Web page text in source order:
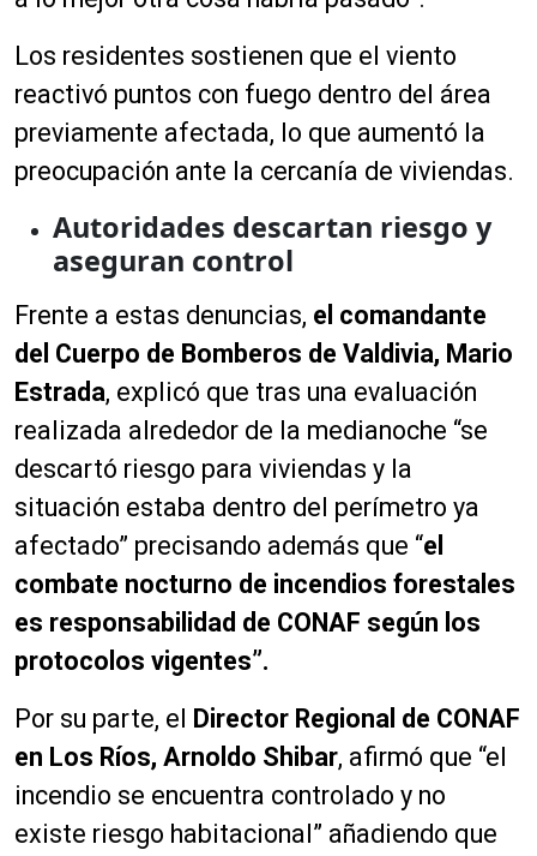
Los residentes sostienen que el viento
reactivó puntos con fuego dentro del área
previamente afectada, lo que aumentó la
preocupación ante la cercanía de viviendas.
Autoridades descartan riesgo y
aseguran control
Frente a estas denuncias, el comandante
del Cuerpo de Bomberos de Valdivia, Mario
Estrada, explicó que tras una evaluación
realizada alrededor de la medianoche “se
descartó riesgo para viviendas y la
situación estaba dentro del perímetro ya
afectado” precisando además que “el
combate nocturno de incendios forestales
es responsabilidad de CONAF según los
protocolos vigentes”.
Por su parte, el Director Regional de CONAF
en Los Ríos, Arnoldo Shibar, afirmó que “el
incendio se encuentra controlado y no
existe riesgo habitacional” añadiendo que